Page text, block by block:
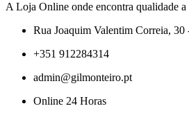
A Loja Online onde encontra qualidade a
Rua Joaquim Valentim Correia, 30
+351 912284314
admin@gilmonteiro.pt
Online 24 Horas